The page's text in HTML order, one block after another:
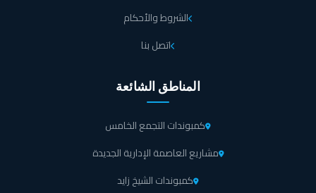
الشروط والأحكام
اتصل بنا
المناطق الشائعة
كمبوندات التجمع الخامس
مشاريع العاصمة الإدارية الجديدة
كمبوندات الشيخ زايد